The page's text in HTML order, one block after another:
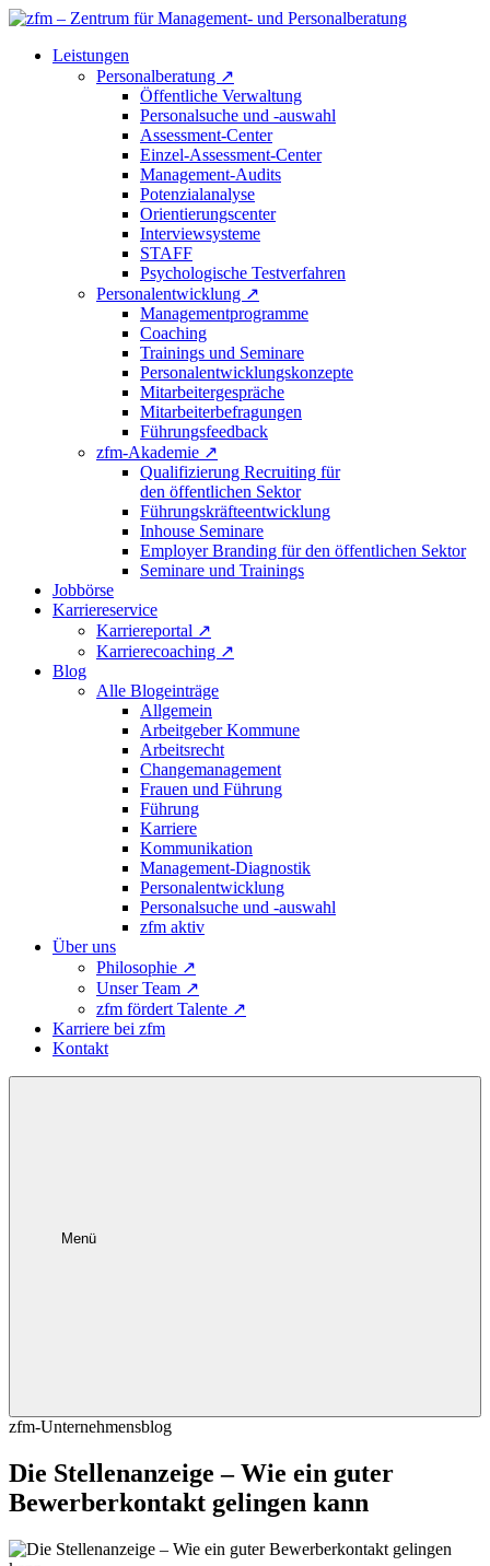
Leistungen
Personalberatung ↗
Öffentliche Verwaltung
Personalsuche und -auswahl
Assessment-Center
Einzel-Assessment-Center
Management-Audits
Potenzialanalyse
Orientierungscenter
Interviewsysteme
STAFF
Psychologische Testverfahren
Personalentwicklung ↗
Managementprogramme
Coaching
Trainings und Seminare
Personalentwicklungskonzepte
Mitarbeitergespräche
Mitarbeiterbefragungen
Führungsfeedback
zfm-Akademie ↗
Qualifizierung Recruiting für
den öffentlichen Sektor
Führungskräfteentwicklung
Inhouse Seminare
Employer Branding für den öffentlichen Sektor
Seminare und Trainings
Jobbörse
Karriereservice
Karriereportal ↗
Karrierecoaching ↗
Blog
Alle Blogeinträge
Allgemein
Arbeitgeber Kommune
Arbeitsrecht
Changemanagement
Frauen und Führung
Führung
Karriere
Kommunikation
Management-Diagnostik
Personalentwicklung
Personalsuche und -auswahl
zfm aktiv
Über uns
Philosophie ↗
Unser Team ↗
zfm fördert Talente ↗
Karriere bei zfm
Kontakt
Menü
zfm-Unternehmensblog
Die Stellenanzeige – Wie ein guter
Bewerberkontakt gelingen kann